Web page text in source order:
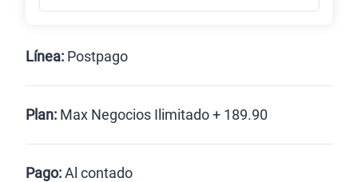
Línea: Postpago
Plan: Max Negocios Ilimitado + 189.90
Pago:Al contado